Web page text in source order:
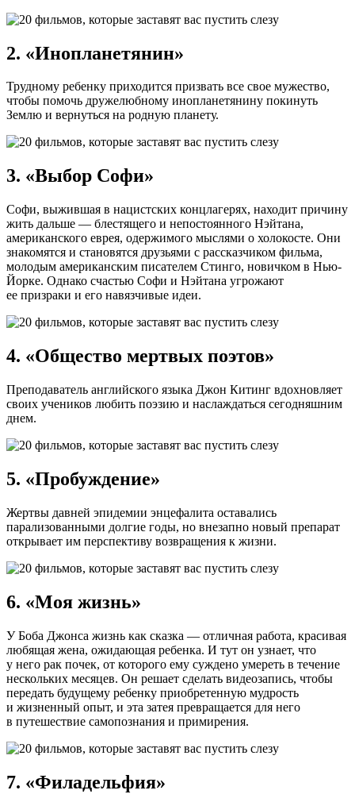
2. «Инопланетянин»
Трудному ребенку приходится призвать все свое мужество,
чтобы помочь дружелюбному инопланетянину покинуть
Землю и вернуться на родную планету.
3. «Выбор Софи»
Софи, выжившая в нацистских концлагерях, находит причину
жить дальше — блестящего и непостоянного Нэйтана,
американского еврея, одержимого мыслями о холокосте. Они
знакомятся и становятся друзьями с рассказчиком фильма,
молодым американским писателем Стинго, новичком в Нью-
Йорке. Однако счастью Софи и Нэйтана угрожают
ее призраки и его навязчивые идеи.
4. «Общество мертвых поэтов»
Преподаватель английского языка Джон Китинг вдохновляет
своих учеников любить поэзию и наслаждаться сегодняшним
днем.
5. «Пробуждение»
Жертвы давней эпидемии энцефалита оставались
парализованными долгие годы, но внезапно новый препарат
открывает им перспективу возвращения к жизни.
6. «Моя жизнь»
У Боба Джонса жизнь как сказка — отличная работа, красивая
любящая жена, ожидающая ребенка. И тут он узнает, что
у него рак почек, от которого ему суждено умереть в течение
нескольких месяцев. Он решает сделать видеозапись, чтобы
передать будущему ребенку приобретенную мудрость
и жизненный опыт, и эта затея превращается для него
в путешествие самопознания и примирения.
7. «Филадельфия»